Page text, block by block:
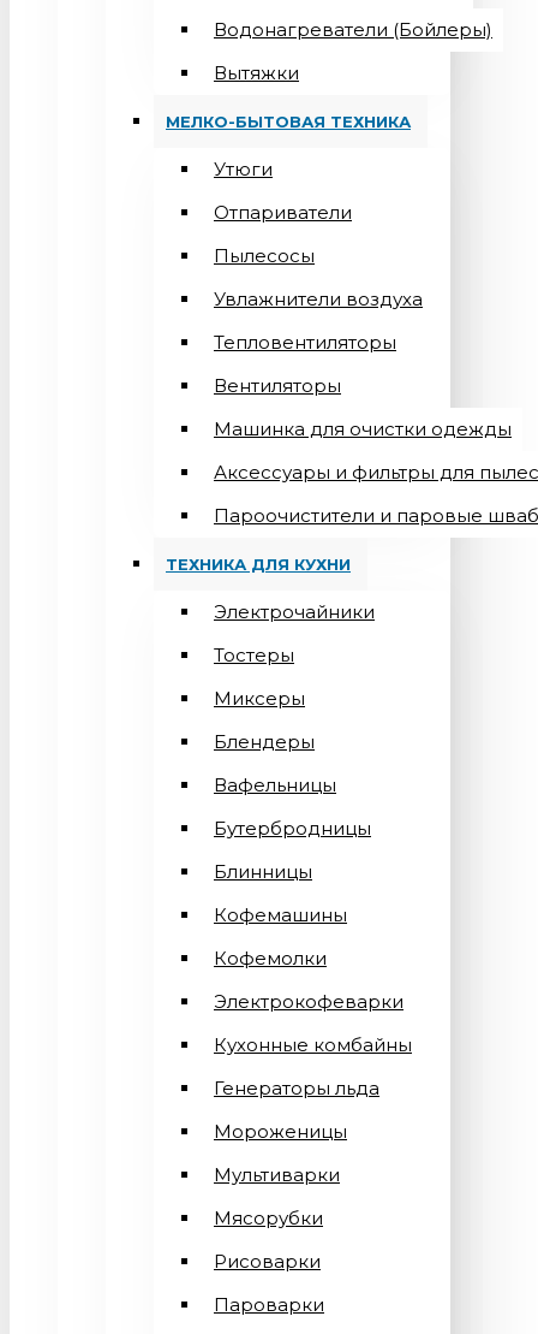
Водонагреватели (Бойлеры)
Вытяжки
МЕЛКО-БЫТОВАЯ ТЕХНИКА
Утюги
Отпариватели
Пылесосы
Увлажнители воздуха
Тепловентиляторы
Вентиляторы
Машинка для очистки одежды
Аксессуары и фильтры для
Пароочистители и паровые
ТЕХНИКА ДЛЯ КУХНИ
Электрочайники
Тостеры
Миксеры
Блендеры
Вафельницы
Бутербродницы
Блинницы
Кофемашины
Кофемолки
Электрокофеварки
Кухонные комбайны
Генераторы льда
Мороженицы
Мультиварки
Мясорубки
Рисоварки
Пароварки